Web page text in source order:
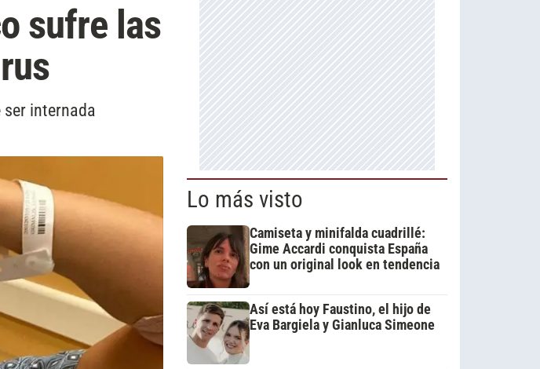
sufre las
ser internada
Lo más visto
Camiseta y minifalda cuadrillé:
Gime Accardi conquista España
con un original look en tendencia
Así está hoy Faustino, el hijo de
Eva Bargiela y Gianluca Simeone